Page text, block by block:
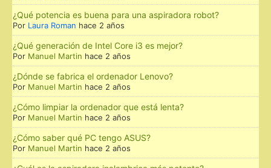
¿Qué potencia es buena para una aspiradora robot?
Por Laura Roman hace 2 años
¿Qué generación de Intel Core i3 es mejor?
Por Manuel Martin hace 2 años
¿Dónde se fabrica el ordenador Lenovo?
Por Manuel Martin hace 2 años
¿Cómo limpiar la ordenador que está lenta?
Por Manuel Martin hace 2 años
¿Cómo saber qué PC tengo ASUS?
Por Manuel Martin hace 2 años